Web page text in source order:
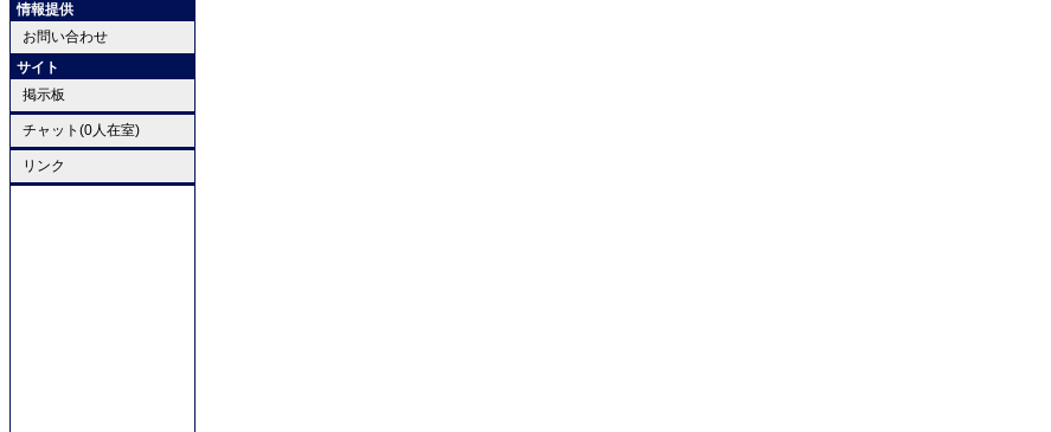
情報提供
お問い合わせ
サイト
掲示板
チャット(0人在室)
リンク